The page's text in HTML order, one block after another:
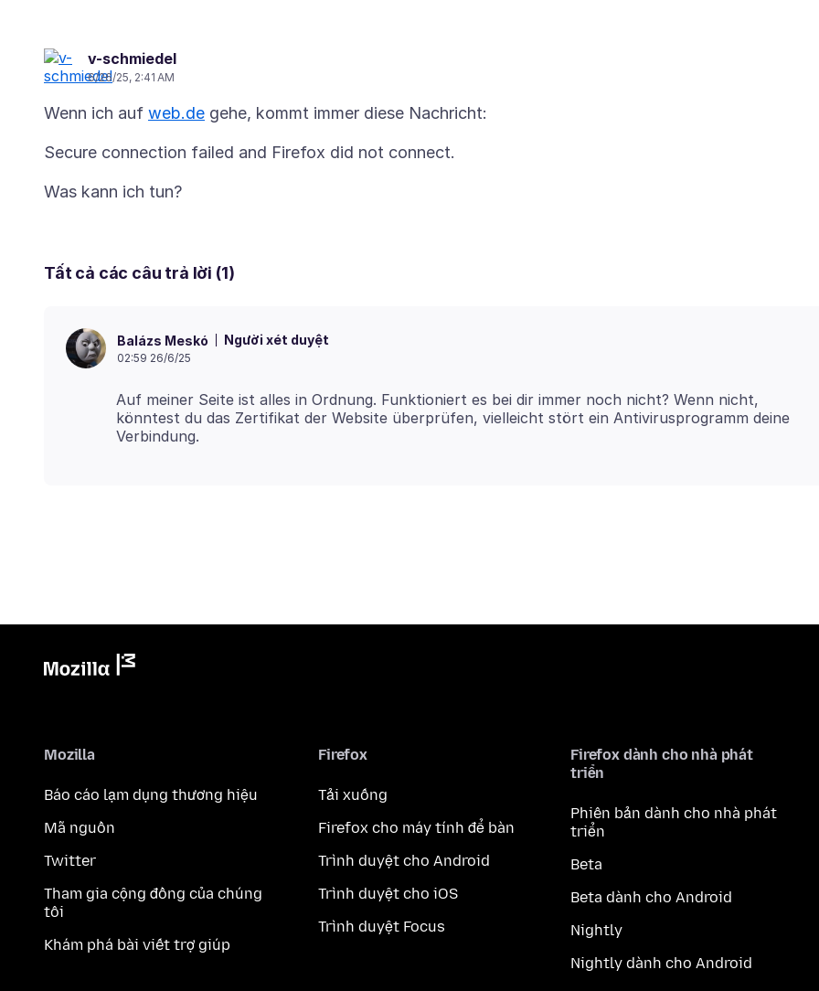
v-schmiedel
6/26/25, 2:41 AM
Wenn ich auf web.de
Tất cả các câu trả lời (1)
Balázs Meskó Người xét duyệt
02:59 26/6/25
Auf meiner Seite ist alles in Ordnung. Funktioniert es bei dir immer noch nicht? Wenn nicht,
könntest du das Zertifikat der Website überprüfen, vielleicht stört ein Antivirusprogramm deine
Mozilla
Báo cáo lạm dụng thương hiệu
Mã nguồn
Twitter
Tham gia cộng đồng của chúng
tôi
Khám phá bài viết trợ giúp
Firefox
Tải xuống
Firefox cho máy tính để bàn
Trình duyệt cho Android
Trình duyệt cho iOS
Trình duyệt Focus
Firefox dành cho nhà phát
triển
Phiên bản dành cho nhà phát
triển
Beta
Beta dành cho Android
Nightly
Nightly dành cho Android